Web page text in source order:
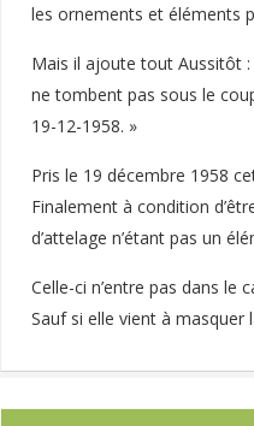
les ornements et éléments
Mais il ajoute tout Aussitôt :
ne tombent pas sous le
19-12-1958. »
Pris le 19 décembre 1958
Finalement à condition
d’attelage n’étant pas un
Celle-ci n’entre pas dans le
Sauf si elle vient à masquer